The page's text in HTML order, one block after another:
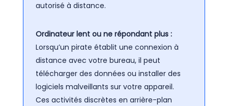
autorisé à distance.
Ordinateur lent ou ne répondant plus :
Lorsqu’un pirate établit une connexion à
distance avec votre bureau, il peut
télécharger des données ou installer des
logiciels malveillants sur votre appareil.
Ces activités discrètes en arrière-plan